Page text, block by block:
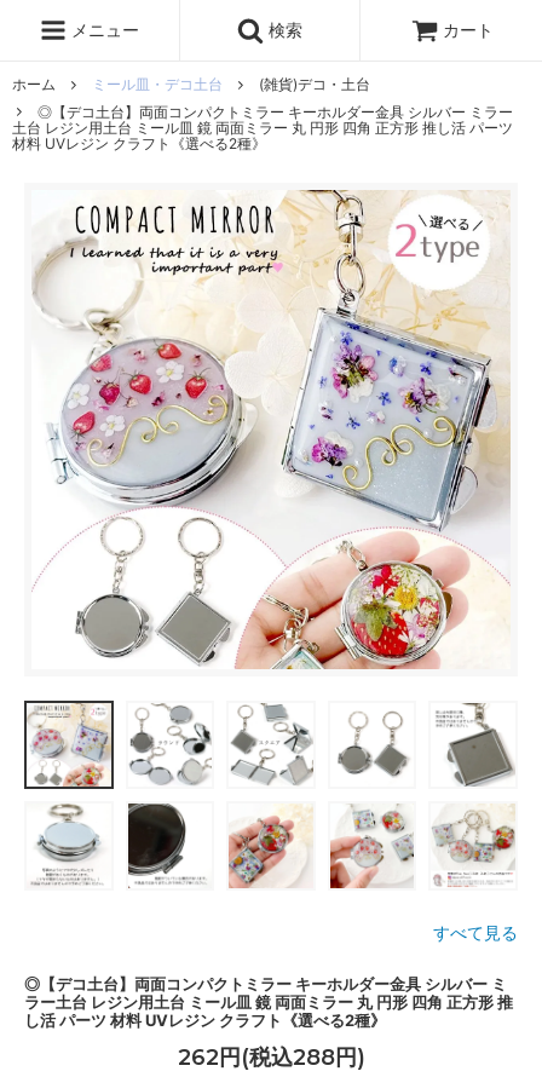
メニュー 検索 カート
ホーム ミール皿・デコ土台
(雑貨)デコ・土台
◎【デコ土台】両面コンパクトミラー キーホルダー金具 シルバー ミラー
土台 レジン用土台 ミール皿 鏡 両面ミラー 丸 円形 四角 正方形 推し活 パーツ
材料 UVレジン クラフト《選べる2種》
すべて見る
◎【デコ土台】両面コンパクトミラー キーホルダー金具 シルバー ミ
ラー土台 レジン用土台 ミール皿 鏡 両面ミラー 丸 円形 四角 正方形 推
し活 パーツ 材料 UVレジン クラフト《選べる2種》
262円(税込288円)